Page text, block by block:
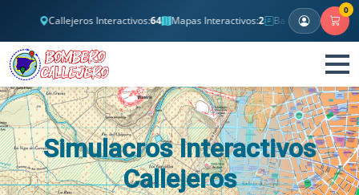
Callejeros Interactivos:64 Mapas Interactivos:2 Banco Test Clásicos:
0
Simulacros Interactivos
Callejeros